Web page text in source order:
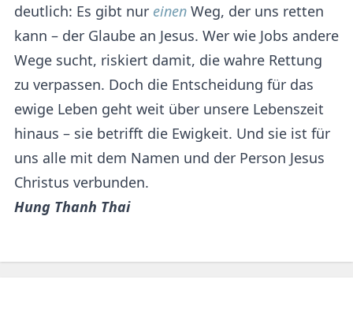
deutlich: Es gibt nur einen Weg, der uns retten
kann – der Glaube an Jesus. Wer wie Jobs andere
Wege sucht, riskiert damit, die wahre Rettung
zu verpassen. Doch die Entscheidung für das
ewige Leben geht weit über unsere Lebenszeit
hinaus – sie betrifft die Ewigkeit. Und sie ist für
uns alle mit dem Namen und der Person Jesus
Christus verbunden.
Hung Thanh Thai